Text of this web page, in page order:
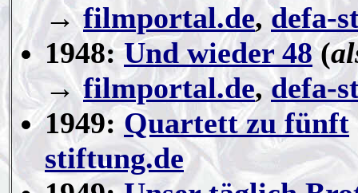
→filmportal.de,defa-
1948:Und wieder 48(
→filmportal.de,defa-
1949: Quartett zu fünft
stiftung.de